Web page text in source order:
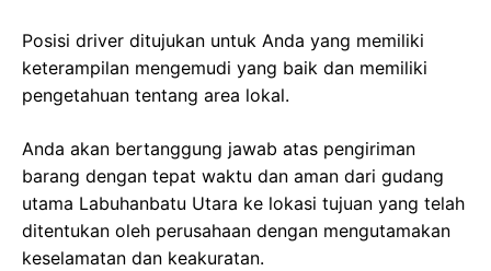
Posisi driver ditujukan untuk Anda yang memiliki
keterampilan mengemudi yang baik dan memiliki
pengetahuan tentang area lokal.
Anda akan bertanggung jawab atas pengiriman
barang dengan tepat waktu dan aman dari gudang
utama Labuhanbatu Utara ke lokasi tujuan yang telah
ditentukan oleh perusahaan dengan mengutamakan
keselamatan dan keakuratan.